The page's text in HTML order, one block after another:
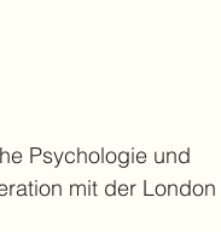
Psychologie und
mit der London